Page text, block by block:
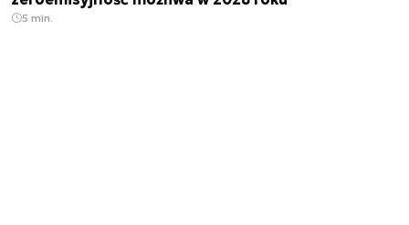
5 min.